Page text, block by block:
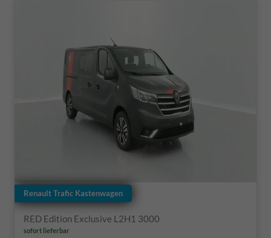
Renault Trafic Kastenwagen
RED Edition Exclusive L2H1 3000
sofort lieferbar